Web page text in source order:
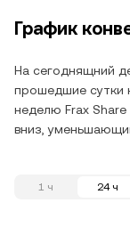
График
На сегоднящний
прошедшие сутки
неделю Frax Share
вниз,
1 ч 24 ч